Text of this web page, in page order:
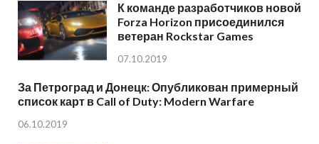
К команде разработчиков новой
Forza Horizon присоединился
ветеран Rockstar Games
07.10.2019
За Петроград и Донецк: Опубликован примерный
список карт в Call of Duty: Modern Warfare
06.10.2019